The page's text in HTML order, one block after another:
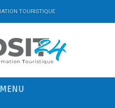
TOURISTIQUE
MENU